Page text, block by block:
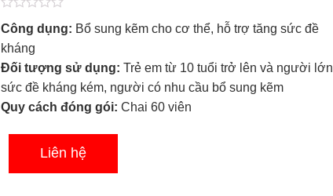
Được
xếp
hạng
0.0
5
sao
Công dụng: Bổ sung kẽm cho cơ thể, hỗ trợ tăng sức đề
kháng
Đối tượng sử dụng: Trẻ em từ 10 tuổi trở lên và người lớn
sức đề kháng kém, người có nhu cầu bổ sung kẽm
Quy cách đóng gói: Chai 60 viên
Liên hệ